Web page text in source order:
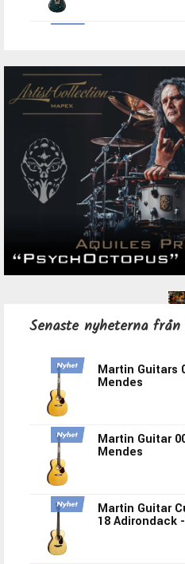
PRS CE24
Satin Vintage
PRS SE Ed
Hollowbody
Smokeburst
PRS CE24
Rainbow
PRS Jon
PRS S2 Vela
PRS SE
Senaste nyheterna
Martin Guitars
Mendes
Martin Guitar
Mendes
Martin Guitar
18 Adirondack